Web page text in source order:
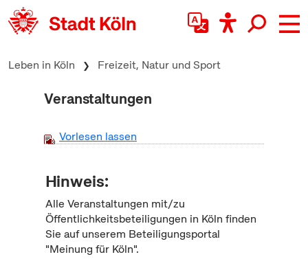
zum Inhalt springen
Leben in Köln Freizeit, Natur und Sport
Veranstaltungen
Vorlesen lassen
Hinweis:
Alle Veranstaltungen mit/zu
Öffentlichkeitsbeteiligungen in Köln finden
Sie auf unserem Beteiligungsportal
"Meinung für Köln".